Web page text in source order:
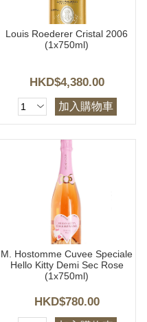
Louis Roederer Cristal 2006
(1x750ml)
HKD$4,380.00
加入購物車
M. Hostomme Cuvee Speciale
Hello Kitty Demi Sec Rose
(1x750ml)
HKD$780.00